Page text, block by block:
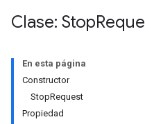
Clase: Stop
En esta página
Constructor
StopRequest
Propiedad